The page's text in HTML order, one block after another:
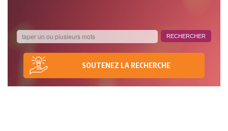
SOUTENEZ LA RECHERCHE